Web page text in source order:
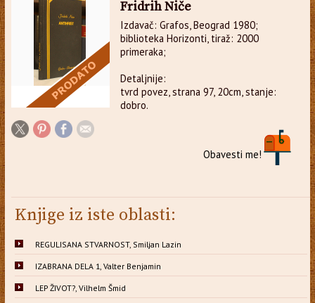
Fridrih Niče
Izdavač: Grafos, Beograd 1980;
biblioteka Horizonti, tiraž: 2000
primeraka;
Detaljnije:
tvrd povez, strana 97, 20cm, stanje:
dobro.
Obavesti me!
Knjige iz iste oblasti:
REGULISANA STVARNOST, Smiljan Lazin
IZABRANA DELA 1, Valter Benjamin
LEP ŽIVOT?, Vilhelm Šmid